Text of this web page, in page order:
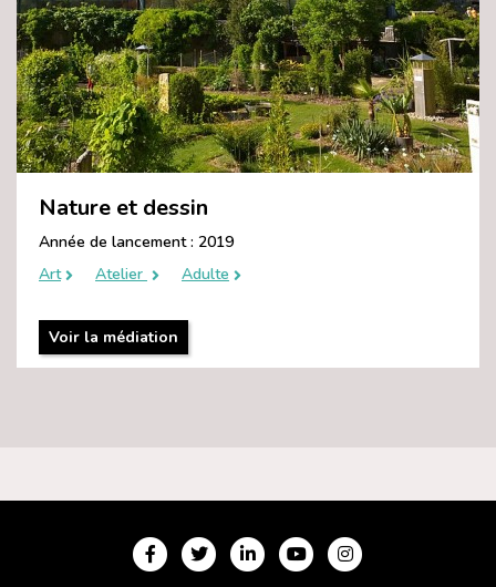
Nature et dessin
Année de lancement : 2019
Art
Atelier Adulte
Voir la médiation